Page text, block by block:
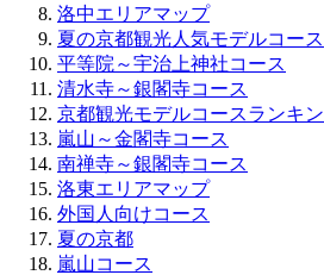
洛中エリアマップ
夏の京都観光人気モデルコース
平等院～宇治上神社コース
清水寺～銀閣寺コース
京都観光モデルコースランキ
嵐山～金閣寺コース
南禅寺～銀閣寺コース
洛東エリアマップ
外国人向けコース
夏の京都
嵐山コース